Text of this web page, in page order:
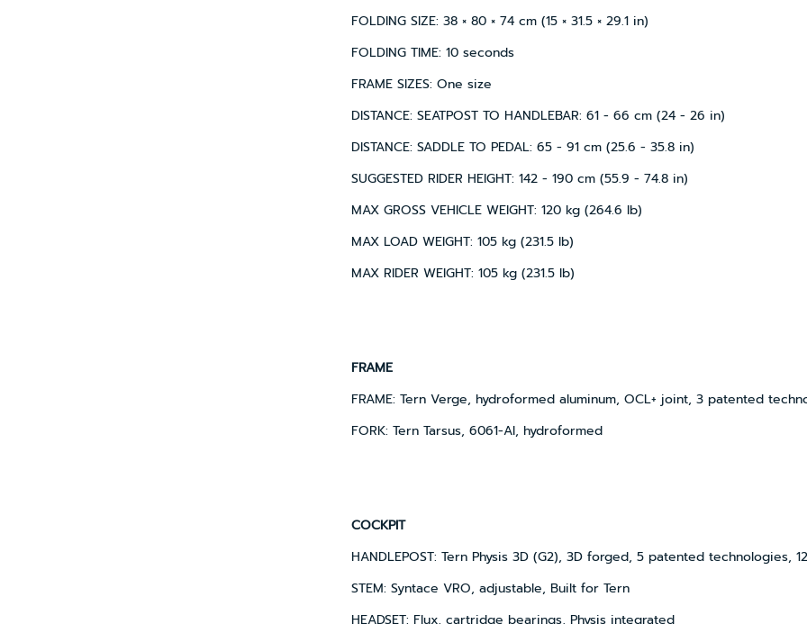
FOLDING SIZE: 38 × 80 × 74 cm (15 × 31.5 × 29.1 in)
FOLDING TIME: 10 seconds
FRAME SIZES: One size
DISTANCE: SEATPOST TO HANDLEBAR: 61 - 66 cm (24 - 26 in)
DISTANCE: SADDLE TO PEDAL: 65 - 91 cm (25.6 - 35.8 in)
SUGGESTED RIDER HEIGHT: 142 - 190 cm (55.9 - 74.8 in)
MAX GROSS VEHICLE WEIGHT: 120 kg (264.6 lb)
MAX LOAD WEIGHT: 105 kg (231.5 lb)
MAX RIDER WEIGHT: 105 kg (231.5 lb)
FRAME
FRAME: Tern Verge, hydroformed aluminum, OCL+ joint, 3 patented
FORK: Tern Tarsus, 6061-Al, hydroformed
COCKPIT
HANDLEPOST: Tern Physis 3D (G2), 3D forged, 5 patented technologies,
STEM: Syntace VRO, adjustable, Built for Tern
HEADSET: Flux, cartridge bearings, Physis integrated